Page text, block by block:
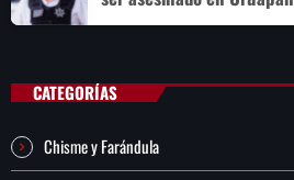
CATEGORÍAS
Chisme y Farándula